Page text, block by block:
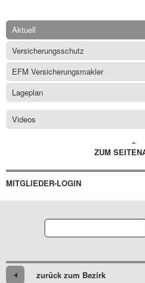
Aktuell
Versicherungsschutz
EFM Versicherungsmakler
Lageplan
Videos
ZUM
MITGLIEDER-LOGIN
zurück zum Bezirk